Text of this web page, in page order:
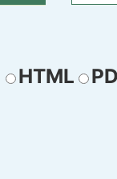
HTML